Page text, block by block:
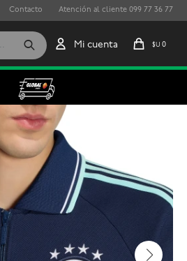
$U 0
Contacto Atención al cliente 099 77 36 77